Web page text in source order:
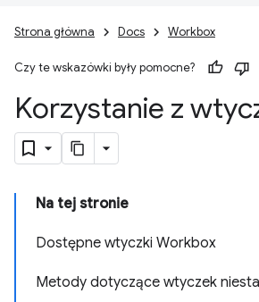
Strona główna Docs Workbox
Czy te wskazówki były pomocne?
Korzystanie z
Na tej stronie
Dostępne wtyczki Workbox
Metody dotyczące wtyczek